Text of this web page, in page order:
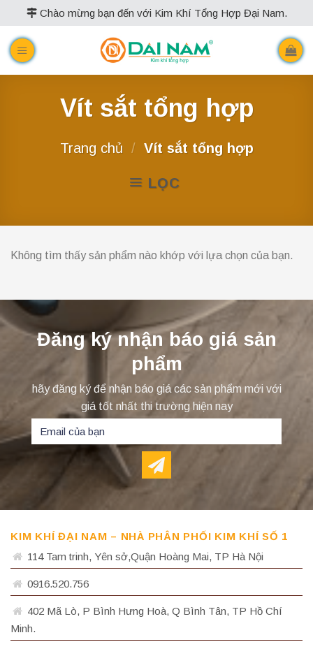
to
content
Chào mừng bạn đến với Kim Khí Tổng Hợp Đại Nam.
Vít sắt tổng hợp
Trang chủ / Vít sắt tổng hợp
LỌC
Không tìm thấy sản phẩm nào khớp với lựa chọn của bạn.
Đăng ký nhận báo giá sản
phẩm
hãy đăng ký để nhận báo giá các sản phẩm mới với
giá tốt nhất thi trường hiện nay
KIM KHÍ ĐẠI NAM – NHÀ PHÂN PHỐI KIM KHÍ SỐ 1
114 Tam trinh, Yên sở,Quận Hoàng Mai, TP Hà Nội
0916.520.756
402 Mã Lò, P Bình Hưng Hoà, Q Bình Tân, TP Hồ Chí
Minh.